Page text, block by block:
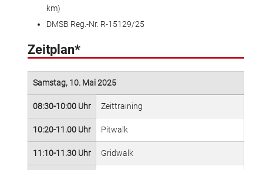
km)
DMSB Reg.-Nr. R-15129/25
Zeitplan*
Samstag, 10. Mai 2025
08:30-10:00 Uhr Zeittraining
10:20-11.00 Uhr Pitwalk
11:10-11.30 Uhr Gridwalk